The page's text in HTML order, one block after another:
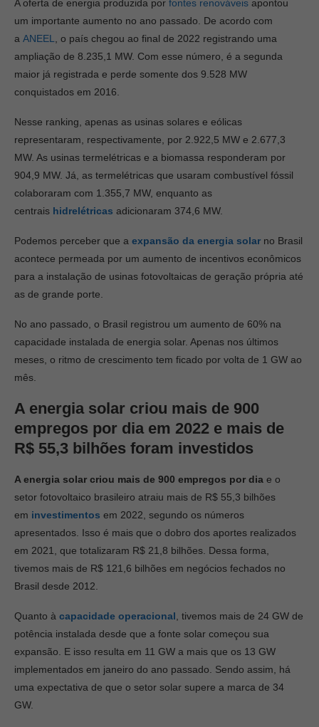
A oferta de energia produzida por fontes renováveis apontou
um importante aumento no ano passado. De acordo com
a ANEEL
, o país chegou ao final de 2022 registrando uma
ampliação de 8.235,1 MW. Com esse número, é a segunda
maior já registrada e perde somente dos 9.528 MW
conquistados em 2016.
Nesse ranking, apenas as usinas solares e eólicas
representaram, respectivamente, por 2.922,5 MW e 2.677,3
MW. As usinas termelétricas e a biomassa responderam por
904,9 MW. Já, as termelétricas que usaram combustível fóssil
colaboraram com 1.355,7 MW, enquanto as
centrais hidrelétricas adicionaram 374,6 MW.
Podemos perceber que a expansão da energia solar no Brasil
acontece permeada por um aumento de incentivos econômicos
para a instalação de usinas fotovoltaicas de geração própria até
as de grande porte.
No ano passado, o Brasil registrou um aumento de 60% na
capacidade instalada de energia solar. Apenas nos últimos
meses, o ritmo de crescimento tem ficado por volta de 1 GW ao
mês.
A energia solar criou mais de 900
empregos por dia em 2022 e mais de
R$ 55,3 bilhões foram investidos
A energia solar criou mais de 900 empregos por dia e o
setor fotovoltaico brasileiro atraiu mais de R$ 55,3 bilhões
em investimentos em 2022, segundo os números
apresentados. Isso é mais que o dobro dos aportes realizados
em 2021, que totalizaram R$ 21,8 bilhões. Dessa forma,
tivemos mais de R$ 121,6 bilhões em negócios fechados no
Brasil desde 2012.
Quanto à capacidade operacional , tivemos mais de 24 GW de
potência instalada desde que a fonte solar começou sua
expansão. E isso resulta em 11 GW a mais que os 13 GW
implementados em janeiro do ano passado. Sendo assim, há
uma expectativa de que o setor solar supere a marca de 34
GW.